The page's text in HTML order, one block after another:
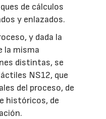
de cálculos
y enlazados.
y dada la
la misma
distintas, se
NS12, que
del proceso, de
históricos, de